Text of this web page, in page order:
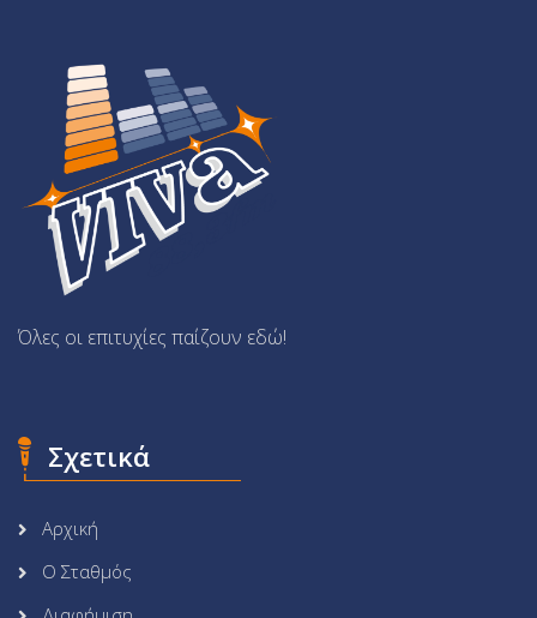
Όλες οι επιτυχίες παίζουν εδώ!
Σχετικά
Αρχική
Ο Σταθμός